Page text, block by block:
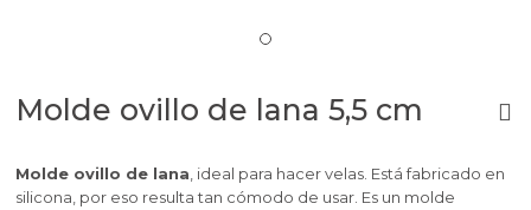
Molde ovillo de lana 5,5 cm
Molde ovillo de lana , ideal para hacer velas. Está fabricado en
silicona, por eso resulta tan cómodo de usar. Es un molde